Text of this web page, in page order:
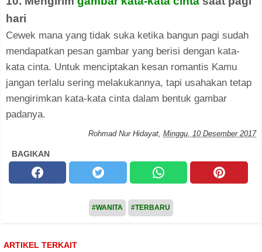
hari
Cewek mana yang tidak suka ketika bangun pagi sudah
mendapatkan pesan gambar yang berisi dengan kata-
kata cinta. Untuk menciptakan kesan romantis Kamu
jangan terlalu sering melakukannya, tapi usahakan tetap
mengirimkan kata-kata cinta dalam bentuk gambar
padanya.
Rohmad Nur Hidayat Minggu, 10 Desember 2017
BAGIKAN
#WANITA #TERBARU
ARTIKEL TERKAIT